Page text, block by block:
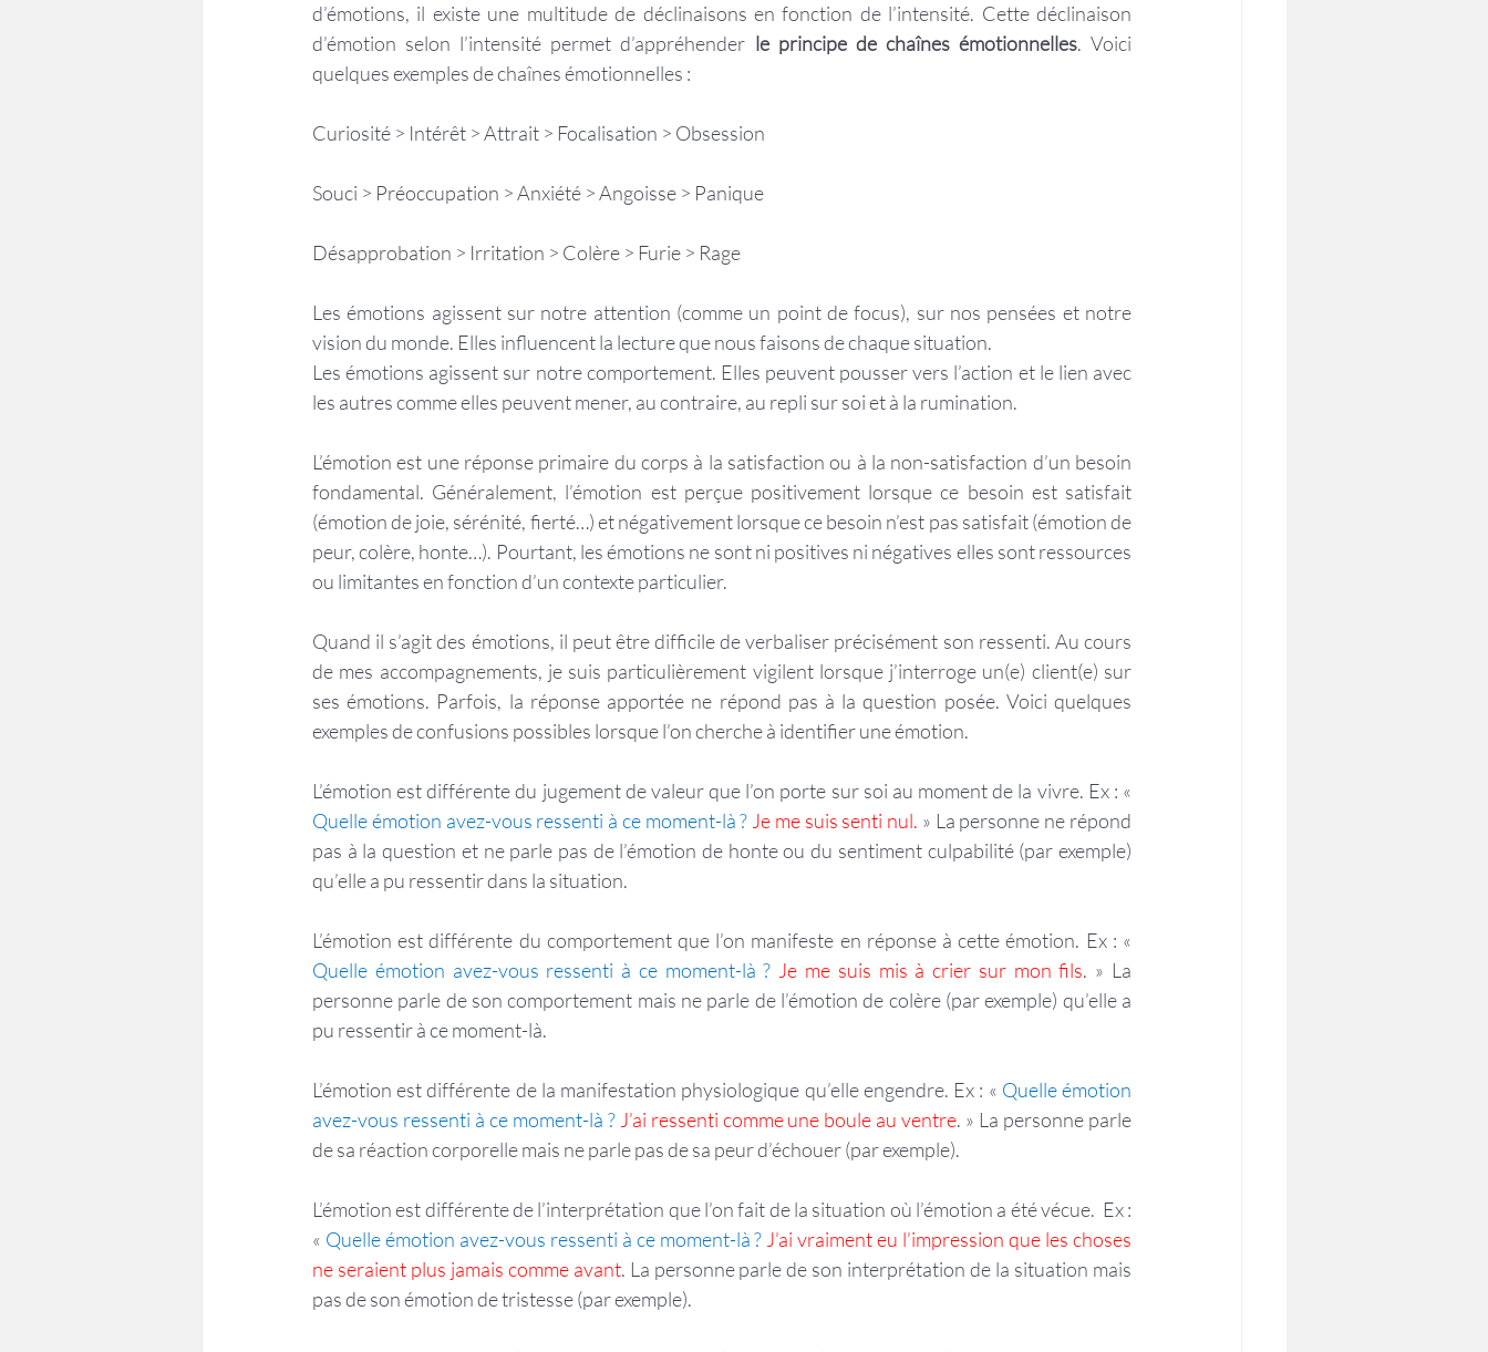
d’émotions, il existe une multitude de déclinaisons en fonction de l’intensité. Cette déclinaison
d’émotion selon l’intensité permet d’appréhender le principe de chaînes émotionnelles. Voici
quelques exemples de chaînes émotionnelles :
Curiosité > Intérêt > Attrait > Focalisation > Obsession
Souci > Préoccupation > Anxiété > Angoisse > Panique
Désapprobation > Irritation > Colère > Furie > Rage
Les émotions agissent sur notre attention (comme un point de focus), sur nos pensées et notre
vision du monde. Elles influencent la lecture que nous faisons de chaque situation.
Les émotions agissent sur notre comportement. Elles peuvent pousser vers l’action et le lien avec
les autres comme elles peuvent mener, au contraire, au repli sur soi et à la rumination.
L’émotion est une réponse primaire du corps à la satisfaction ou à la non-satisfaction d’un besoin
fondamental. Généralement, l’émotion est perçue positivement lorsque ce besoin est satisfait
(émotion de joie, sérénité, fierté…) et négativement lorsque ce besoin n’est pas satisfait (émotion de
peur, colère, honte…). Pourtant, les émotions ne sont ni positives ni négatives elles sont ressources
ou limitantes en fonction d’un contexte particulier.
Quand il s’agit des émotions, il peut être difficile de verbaliser précisément son ressenti. Au cours
de mes accompagnements, je suis particulièrement vigilent lorsque j’interroge un(e) client(e) sur
ses émotions. Parfois, la réponse apportée ne répond pas à la question posée. Voici quelques
exemples de confusions possibles lorsque l’on cherche à identifier une émotion.
Quelle émotion avez-vous ressenti à ce moment-là ? Je me suis senti nul. » La personne ne répond
pas à la question et ne parle pas de l’émotion de honte ou du sentiment culpabilité (par exemple)
qu’elle a pu ressentir dans la situation.
Quelle émotion avez-vous ressenti à ce moment-là ? Je me suis mis à crier sur mon fils. » La
personne parle de son comportement mais ne parle de l’émotion de colère (par exemple) qu’elle a
pu ressentir à ce moment-là.
L’émotion est différente de la manifestation physiologique qu’elle engendre. Ex : « Quelle émotion
avez-vous ressenti à ce moment-là ? J’ai ressenti comme une boule au ventre. » La personne parle
de sa réaction corporelle mais ne parle pas de sa peur d’échouer (par exemple).
L’émotion est différente de l’interprétation que l’on fait de la situation où l’émotion a été vécue.  Ex :
« Quelle émotion avez-vous ressenti à ce moment-là ? J’ai vraiment eu l’impression que les choses
ne seraient plus jamais comme avant. La personne parle de son interprétation de la situation mais
pas de son émotion de tristesse (par exemple).